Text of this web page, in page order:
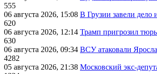
555
06 августа 2026, 15:08 В Грузии завели дело
620
06 августа 2026, 12:14 Трамп пригрозил
630
06 августа 2026, 09:34 ВСУ атаковали
4282
05 августа 2026, 21:38 Московский экс-